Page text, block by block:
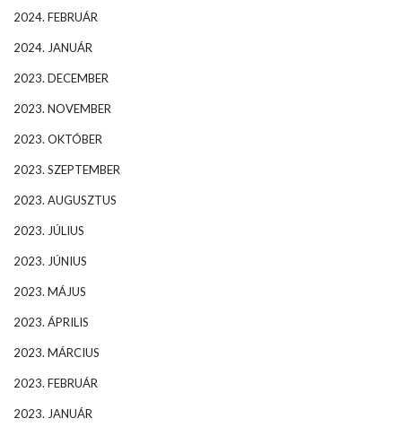
2024. FEBRUÁR
2024. JANUÁR
2023. DECEMBER
2023. NOVEMBER
2023. OKTÓBER
2023. SZEPTEMBER
2023. AUGUSZTUS
2023. JÚLIUS
2023. JÚNIUS
2023. MÁJUS
2023. ÁPRILIS
2023. MÁRCIUS
2023. FEBRUÁR
2023. JANUÁR